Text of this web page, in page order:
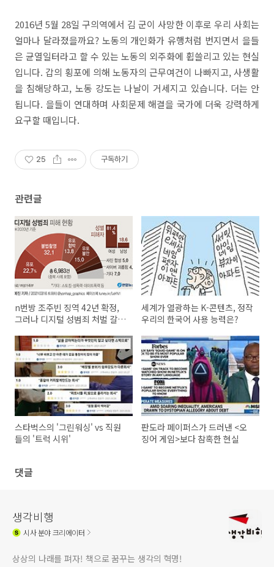
2016년 5월 28일 구의역에서 김 군이 사망한 이후로 우리 사회는
얼마나 달라졌을까요? 노동의 개인화가 유행처럼 번지면서 을들
은 균열일터라고 할 수 있는 노동의 외주화에 휩쓸리고 있는 현실
입니다. 갑의 횡포에 의해 노동자의 근무여건이 나빠지고, 사생활
을 침해당하고, 노동 강도는 나날이 거세지고 있습니다. 더는 안
됩니다. 을들이 연대하며 사회문제 해결을 국가에 더욱 강력하게
요구할 때입니다.
25 구독하기
관련글
n번방 조주빈 징역 42년 확정,
그러나 디지털 성범죄 처벌 갈
세계가 열광하는 K-콘텐츠, 정작
우리의 한국어 사용 능력은?
스타벅스의 '그린워싱' vs 직원
들의 '트럭 시위'
판도라 페이퍼스가 드러낸 <오
징어 게임>보다 참혹한 현실
댓글
생각비행
시사분야 크리에이터
상상의 나래를 펴자! 책으로 꿈꾸는 생각의 혁명!